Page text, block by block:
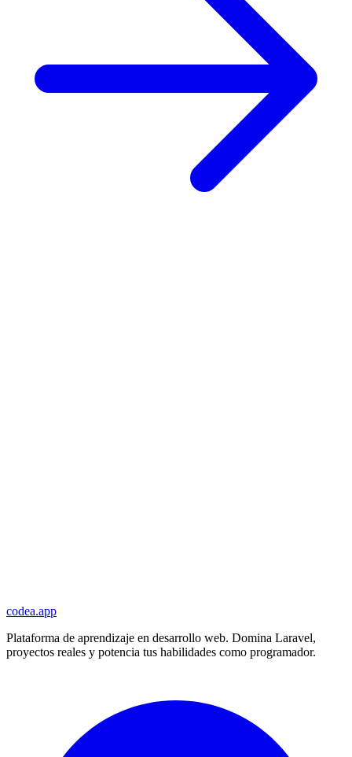
codea.app
Plataforma de aprendizaje en desarrollo web. Domina Laravel,
proyectos reales y potencia tus habilidades como programador.